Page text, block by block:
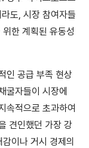
도, 시장 참여자들
한 계획된 유동성
인 공급 부족 현상
굴자들이 시장에
속적으로 초과하여
견인했던 가장 강
이나 거시 경제의